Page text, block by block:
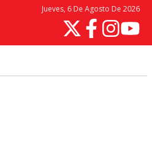
Jueves, 6 De Agosto De 2026